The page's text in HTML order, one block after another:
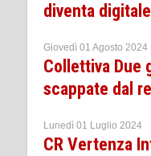
diventa digitale
Giovedì 01 Agosto 2024
Collettiva Due
scappate dal
Lunedì 01 Luglio 2024
CR Vertenza